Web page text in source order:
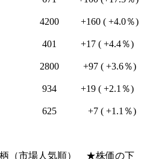
ズ 4200 +160 ( +4.0％)
401 +17 ( +4.4％)
2800 +97 ( +3.6％)
934 +19 ( +2.1％)
625 +7 ( +1.1％)
柄（市場人気順） ★株価の下